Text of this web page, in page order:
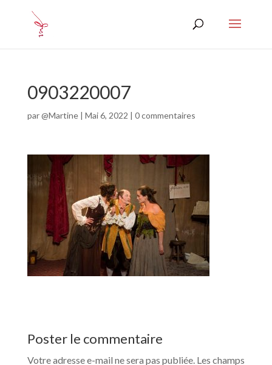
0903220007
par@Martine| Mai 6, 2022 | 0 commentaires
Poster le commentaire
Votre adresse e-mail ne sera pas publiée. Les champs